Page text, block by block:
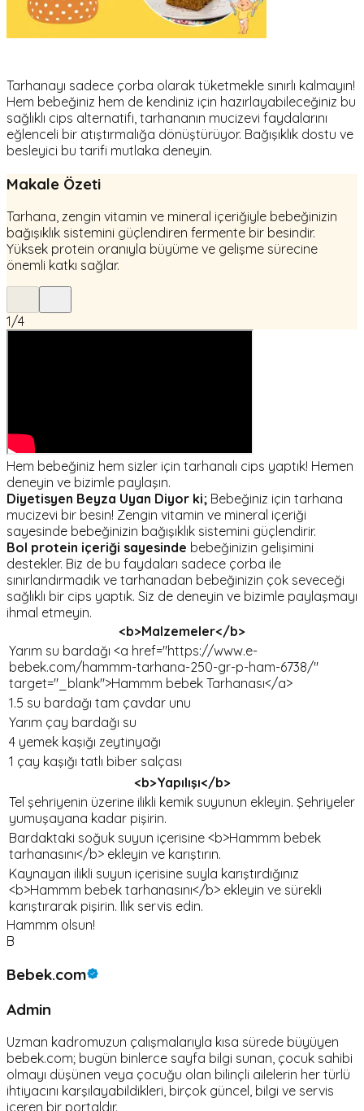
Tarhanayı sadece çorba olarak tüketmekle sınırlı kalmayın!
Hem bebeğiniz hem de kendiniz için hazırlayabileceğiniz bu
sağlıklı cips alternatifi, tarhananın mucizevi faydalarını
eğlenceli bir atıştırmalığa dönüştürüyor. Bağışıklık dostu ve
besleyici bu tarifi mutlaka deneyin.
Makale Özeti
Tarhana, zengin vitamin ve mineral içeriğiyle bebeğinizin
bağışıklık sistemini güçlendiren fermente bir besindir.
Yüksek protein oranıyla büyüme ve gelişme sürecine
önemli katkı sağlar.
1/4
Hem bebeğiniz hem sizler için tarhanalı cips yaptık! Hemen
deneyin ve bizimle paylaşın.
Diyetisyen Beyza Uyan Diyor ki; Bebeğiniz için tarhana
mucizevi bir besin! Zengin vitamin ve mineral içeriği
sayesinde bebeğinizin bağışıklık sistemini güçlendirir.
Bol protein içeriği sayesinde bebeğinizin gelişimini
destekler. Biz de bu faydaları sadece çorba ile
sınırlandırmadık ve tarhanadan bebeğinizin çok seveceği
sağlıklı bir cips yaptık. Siz de deneyin ve bizimle paylaşmayı
ihmal etmeyin.
<b>Malzemeler</b>
Yarım su bardağı <a href="https://www.e-
bebek.com/hammm-tarhana-250-gr-p-ham-6738/"
target="_blank">Hammm bebek Tarhanası</a>
1.5 su bardağı tam çavdar unu
Yarım çay bardağı su
4 yemek kaşığı zeytinyağı
1 çay kaşığı tatlı biber salçası
<b>Yapılışı</b>
Tel şehriyenin üzerine ilikli kemik suyunun ekleyin. Şehriyeler
yumuşayana kadar pişirin.
Bardaktaki soğuk suyun içerisine <b>Hammm bebek
tarhanasını</b> ekleyin ve karıştırın.
Kaynayan ilikli suyun içerisine suyla karıştırdığınız
<b>Hammm bebek tarhanasını</b> ekleyin ve sürekli
karıştırarak pişirin. Ilık servis edin.
Hammm olsun!
B
Bebek.com
Admin
Uzman kadromuzun çalışmalarıyla kısa sürede büyüyen
bebek.com; bugün binlerce sayfa bilgi sunan, çocuk sahibi
olmayı düşünen veya çocuğu olan bilinçli ailelerin her türlü
ihtiyacını karşılayabildikleri, birçok güncel, bilgi ve servis
içeren bir portaldır.